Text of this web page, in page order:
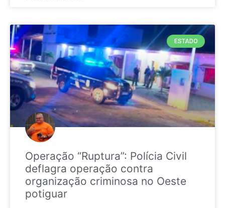
ESTADO
Operação “Ruptura”: Polícia Civil
deflagra operação contra
organização criminosa no Oeste
potiguar